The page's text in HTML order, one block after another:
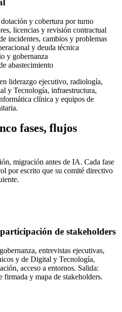
y cobertura por turno
licencias y revisión contractual
incidentes, cambios y problemas
y deuda técnica
y gobernanza
abastecimiento
liderazgo ejecutivo, radiología,
y Tecnología, infraestructura,
clínica y equipos de
fases, flujos
migración antes de IA. Cada fase
por escrito que su comité directivo
de stakeholders
entrevistas ejecutivas,
y de Digital y Tecnología,
acceso a entornos. Salida:
firmada y mapa de stakeholders.